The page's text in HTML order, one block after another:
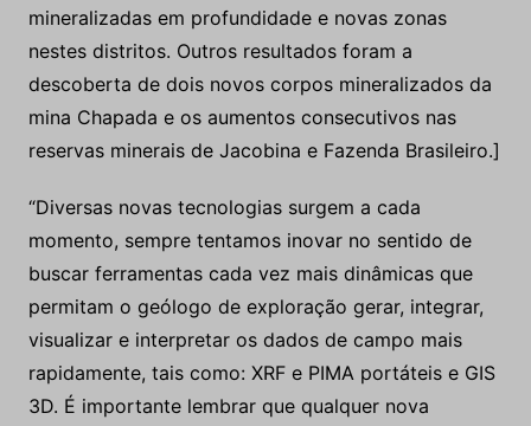
mineralizadas em profundidade e novas zonas
nestes distritos. Outros resultados foram a
descoberta de dois novos corpos mineralizados da
mina Chapada e os aumentos consecutivos nas
reservas minerais de Jacobina e Fazenda Brasileiro.]
“Diversas novas tecnologias surgem a cada
momento, sempre tentamos inovar no sentido de
buscar ferramentas cada vez mais dinâmicas que
permitam o geólogo de exploração gerar, integrar,
visualizar e interpretar os dados de campo mais
rapidamente, tais como: XRF e PIMA portáteis e GIS
3D. É importante lembrar que qualquer nova